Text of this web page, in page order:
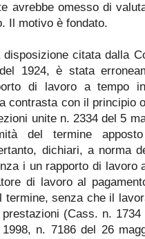
avrebbe omesso di
Il motivo è fondato.
disposizione citata dalla
1924, è stata
di lavoro a tempo
contrasta con il principio
unite n. 2334 del 5
del termine
dichiari, a norma
i un rapporto di lavoro
di lavoro al
termine, senza che il
(Cass. n.
n. 7186 del 26